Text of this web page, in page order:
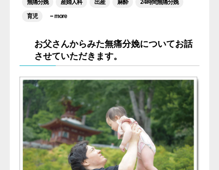
無痛分娩 産婦人科 出産 麻酔 24時間無痛分娩
育児 ... more
お父さんからみた無痛分娩についてお話
させていただきます。